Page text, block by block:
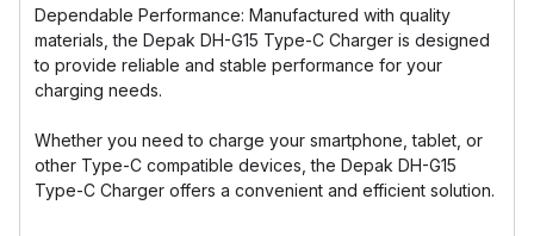
Dependable Performance: Manufactured with quality
materials, the Depak DH-G15 Type-C Charger is designed
to provide reliable and stable performance for your
charging needs.
Whether you need to charge your smartphone, tablet, or
other Type-C compatible devices, the Depak DH-G15
Type-C Charger offers a convenient and efficient solution.